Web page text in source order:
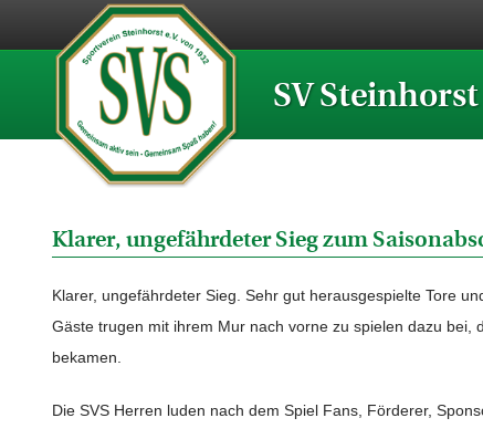
SV
Klarer, ungefährdeter Sieg zum
Klarer, ungefährdeter Sieg. Sehr gut herausgespielte Tore
Gäste trugen mit ihrem Mur nach vorne zu spielen dazu bei,
bekamen.
Die SVS Herren luden nach dem Spiel Fans, Förderer,